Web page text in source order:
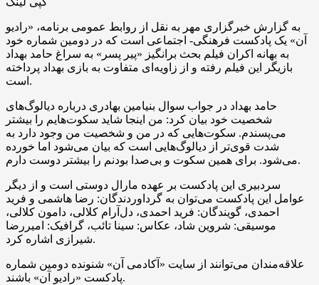
به گزارش خبرگزاری مهر به نقل از روابط عمومی برنامه، «رادیو
آن» یک پادکست فرهنگی- اجتماعی است که در دومین شماره خود
به بهانه اکران فیلم بحث برانگیز «پیر پسر» به سراغ حامد بهداد
بازیگر این فیلم رفته و از زاویه‌ای متفاوت به بازی بهداد پرداخته
است.
حامد بهداد در جواب سوال بنیامین بهادری درباره دیالوگ‌های
شخصیت خود بیان کرد: من اینجا شاید سکوت‌هایم را بیشتر
می‌پسندم. سکوت‌هایی که در من و شخصیت من وجود دارد به
شدت قوی‌تر از دیالوگ‌هایی است که بیان می‌شود اما خورده
می‌شود. برای همین سکوت و بی‌صدا بودنم را بیشتر دوست دارم.
سردبیری این پادکست بر عهده مارال دوستی است و از دیگر
عوامل این پادکست می‌توان به گرداوردندگان: رضا هاشمی و فرید
احمدی، گویندگان: فرید احمدی، دل‌آرام کلالی، دامون کلالی،
موسیقی: شروین شاد، عکاس: سینا تائب، گرافیک: امیررضا
شیرازی اشاره کرد.
علاقه‌مندان می‌توانند از سایت «آکادمی آن» شنونده دومین شماره
پادکست «رادیو آن» باشند.